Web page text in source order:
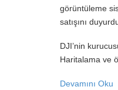
görüntüleme
satışını
DJI’nin
Haritalama ve
Devamını Oku